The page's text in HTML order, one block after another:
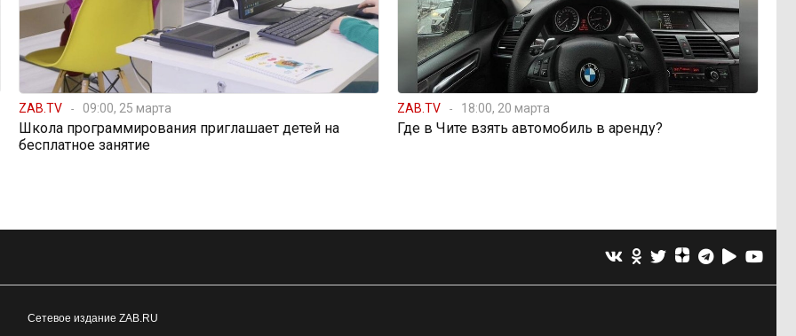
ZAB.TV 09:00, 25 марта
Школа программирования приглашает детей на
бесплатное занятие
ZAB.TV 18:00, 20 марта
Где в Чите взять автомобиль в аренду?
Сетевое издание ZAB.RU